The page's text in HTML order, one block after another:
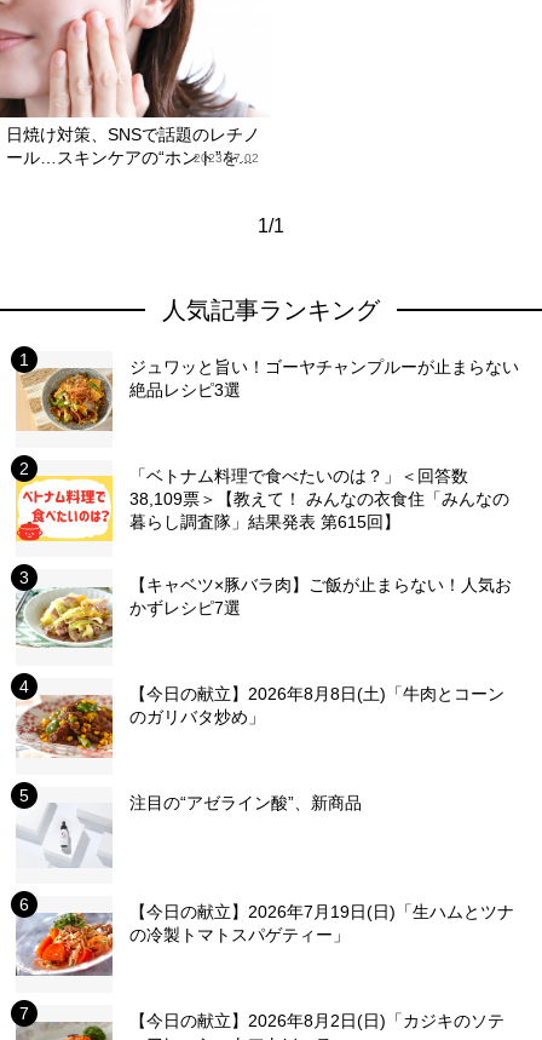
日焼け対策、SNSで話題のレチノ
ール…スキンケアの“ホント”を...
2023.07.02
1/1
人気記事ランキング
ジュワッと旨い！ゴーヤチャンプルーが止まらない
絶品レシピ3選
「ベトナム料理で食べたいのは？」＜回答数
38,109票＞【教えて！ みんなの衣食住「みんなの
暮らし調査隊」結果発表 第615回】
【キャベツ×豚バラ肉】ご飯が止まらない！人気お
かずレシピ7選
【今日の献立】2026年8月8日(土)「牛肉とコーン
のガリバタ炒め」
注目の“アゼライン酸”、新商品
【今日の献立】2026年7月19日(日)「生ハムとツナ
の冷製トマトスパゲティー」
【今日の献立】2026年8月2日(日)「カジキのソテ